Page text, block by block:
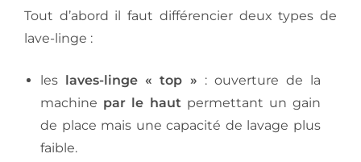
Tout d’abord il faut différencier deux types de
lave-linge :
les laves-linge « top » : ouverture de la
machine par le hautpermettant un gain
de place mais une capacité de lavage plus
faible.